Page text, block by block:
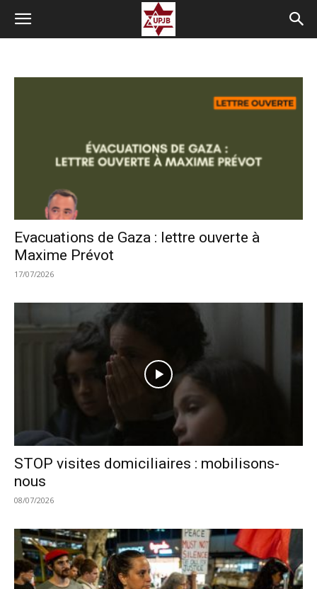
Evacuations de Gaza : lettre ouverte à
Maxime Prévot
17/07/2026
STOP visites domiciliaires : mobilisons-
nous
08/07/2026